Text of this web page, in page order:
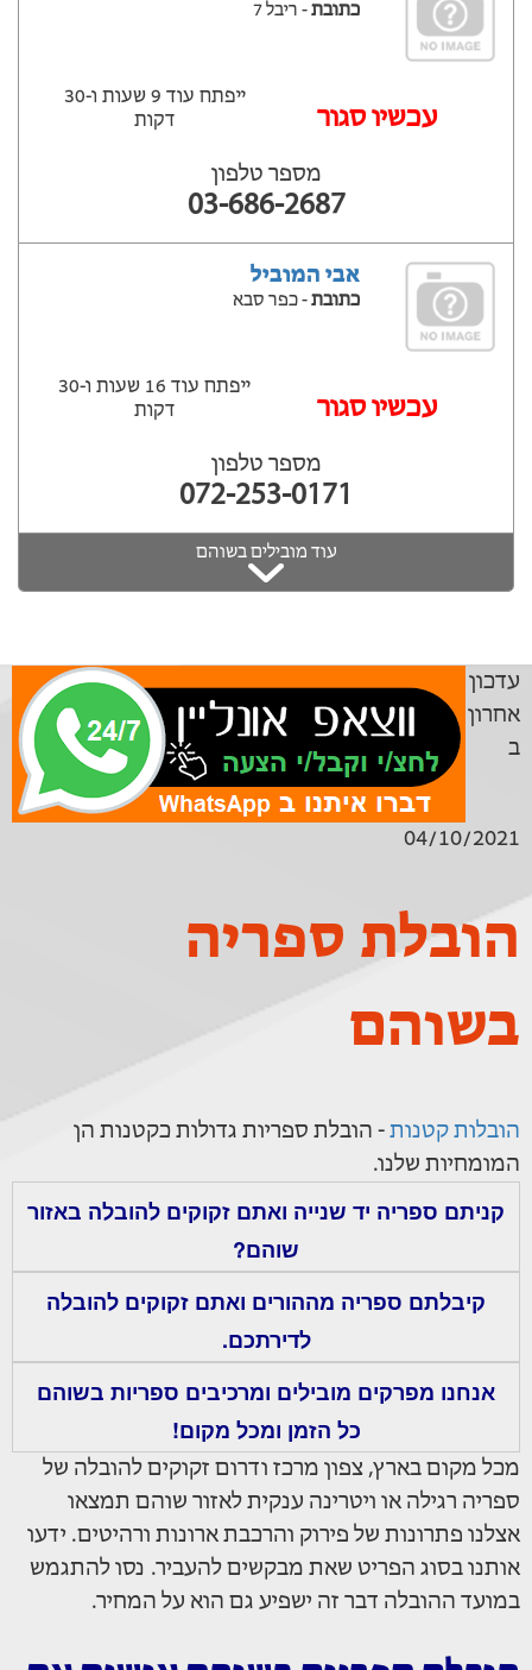
כתובת- ריבל 7
עכשיו סגור
ייפתח עוד 9 שעות ‫ו-30
דקות
מספר טלפון
03-686-2687
אבי המוביל
כתובת- כפר סבא
עכשיו סגור
ייפתח עוד 16 שעות ‫ו-30
דקות
מספר טלפון
072-253-0171
עוד מובילים בשוהם
עדכון
אחרון
ב
04/10/2021
הובלת ספריה
בשוהם
הובלות קטנות - הובלת ספריות גדולות כקטנות הן
המומחיות שלנו.
קניתם ספריה יד שנייה ואתם זקוקים להובלה באזור
שוהם?
קיבלתם ספריה מההורים ואתם זקוקים להובלה
לדירתכם.
אנחנו מפרקים מובילים ומרכיבים ספריות בשוהם
כל הזמן ומכל מקום!
מכל מקום בארץ, צפון מרכז ודרום זקוקים להובלה של
ספריה רגילה או ויטרינה ענקית לאזור שוהם תמצאו
אצלנו פתרונות של פירוק והרכבת ארונות ורהיטים. ידעו
אותנו בסוג הפריט שאת מבקשים להעביר. נסו להתגמש
במועד ההובלה דבר זה ישפיע גם הוא על המחיר.